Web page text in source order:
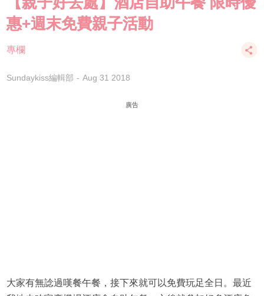
惠+週末免費親子活動
專欄
Sundaykiss編輯部 Aug 31 2018
廣告
大家有無諗過嘆餐午餐，接下來就可以免費玩足全日。最近